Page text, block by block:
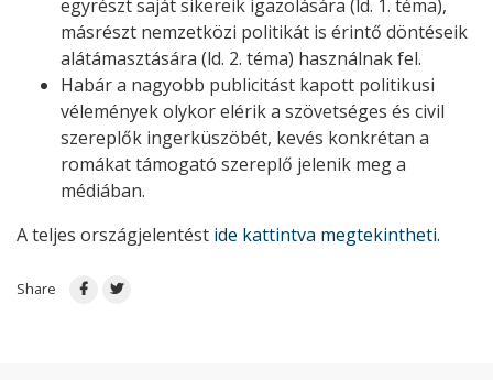
egyrészt saját sikereik igazolására (ld. 1. téma),
másrészt nemzetközi politikát is érintő döntéseik
alátámasztására (ld. 2. téma) használnak fel.
Habár a nagyobb publicitást kapott politikusi
vélemények olykor elérik a szövetséges és civil
szereplők ingerküszöbét, kevés konkrétan a
romákat támogató szereplő jelenik meg a
médiában.
A teljes országjelentést ide kattintva megtekintheti.
Share